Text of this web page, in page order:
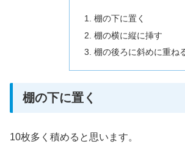
棚の下に置く
棚の横に縦に挿す
棚の後ろに斜めに重ね
棚の下に置く
10枚多く積めると思います。